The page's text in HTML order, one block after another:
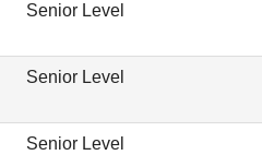
Senior Level
Senior Level
Senior Level